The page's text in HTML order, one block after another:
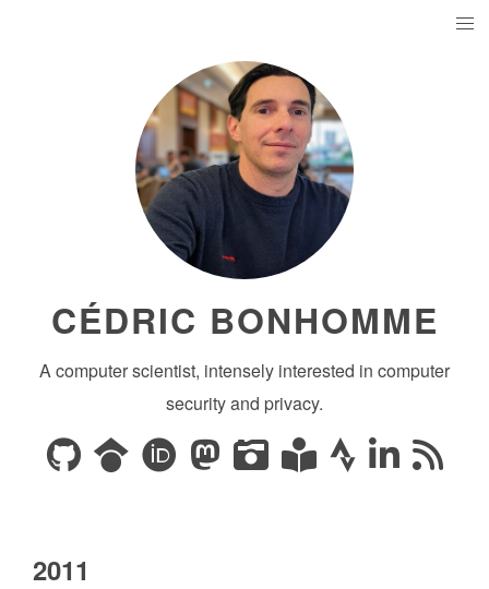
CÉDRIC BONHOMME
A computer scientist, intensely interested in computer
security and privacy.
2011